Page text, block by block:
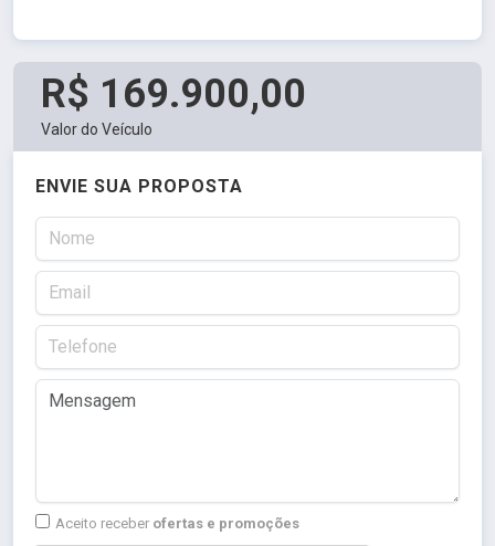
R$ 169.900,00
Valor do Veículo
ENVIE SUA PROPOSTA
Aceito receber ofertas e promoções